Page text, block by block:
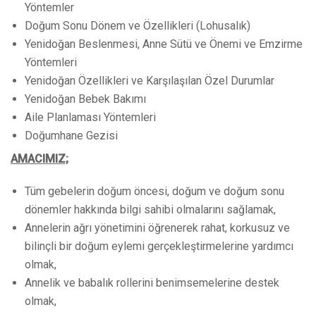
Yöntemler
Doğum Sonu Dönem ve Özellikleri (Lohusalık)
Yenidoğan Beslenmesi, Anne Sütü ve Önemi ve Emzirme
Yöntemleri
Yenidoğan Özellikleri ve Karşılaşılan Özel Durumlar
Yenidoğan Bebek Bakımı
Aile Planlaması Yöntemleri
Doğumhane Gezisi
AMACIMIZ;
Tüm gebelerin doğum öncesi, doğum ve doğum sonu
dönemler hakkında bilgi sahibi olmalarını sağlamak,
Annelerin ağrı yönetimini öğrenerek rahat, korkusuz ve
bilinçli bir doğum eylemi gerçekleştirmelerine yardımcı
olmak,
Annelik ve babalık rollerini benimsemelerine destek
olmak,